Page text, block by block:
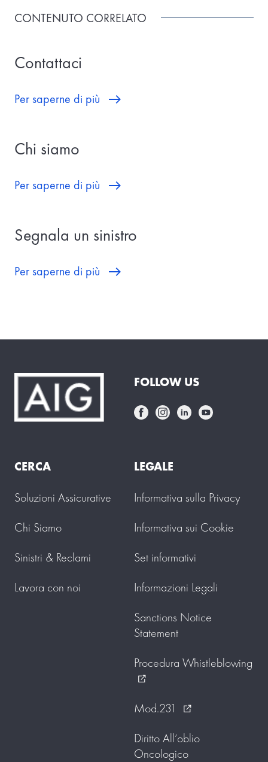
CONTENUTO CORRELATO
Contattaci
Per saperne di più
Chi siamo
Per saperne di più
Segnala un sinistro
Per saperne di più
FOLLOW US
CERCA
Soluzioni Assicurative
Chi Siamo
Sinistri & Reclami
Lavora con noi
LEGALE
Informativa sulla Privacy
Informativa sui Cookie
Set informativi
Informazioni Legali
Sanctions Notice
Statement
Procedura Whistleblowing
external_link
Mod.231 external_link
Diritto All’oblio
Oncologico